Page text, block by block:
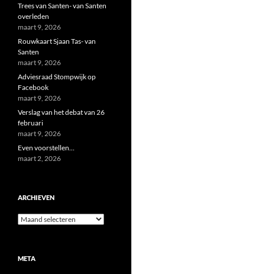
Trees van Santen- van Santen
overleden
maart 9, 2026
Rouwkaart Sjaan Tas- van
Santen
maart 9, 2026
Adviesraad Stompwijk op
Facebook
maart 9, 2026
Verslag van het debat van 26
februari
maart 9, 2026
Even voorstellen…
maart 2, 2026
ARCHIEVEN
Archieven
META